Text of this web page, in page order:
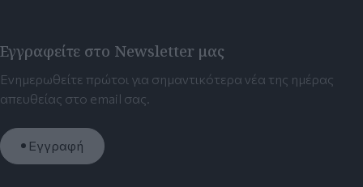
Εγγραφείτε στο Newsletter μας
Ενημερωθείτε πρώτοι για σημαντικότερα νέα της ημέρας
απευθείας στο email σας.
Εγγραφή